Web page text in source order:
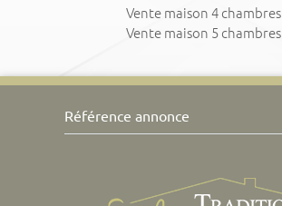
Vente maison 4 chambres
Vente maison 5 chambres